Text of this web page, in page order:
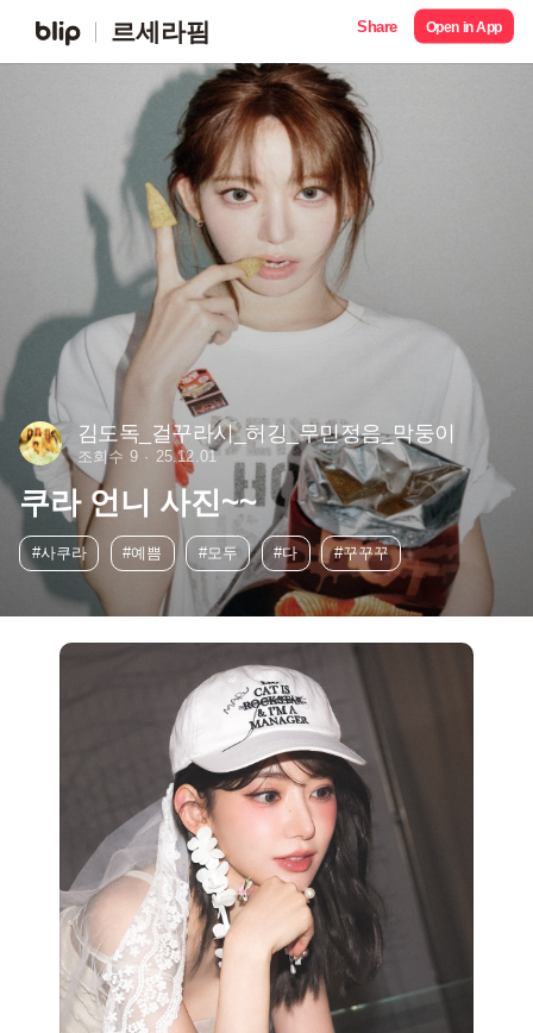
르세라핌 Share Open in App
김도독_걸꾸라시_허깅_무민정음_막둥이
조회수 9 25.12.01
쿠라 언니 사진~~
#사쿠라 #예쁨 #모두 #다 #꾸꾸꾸